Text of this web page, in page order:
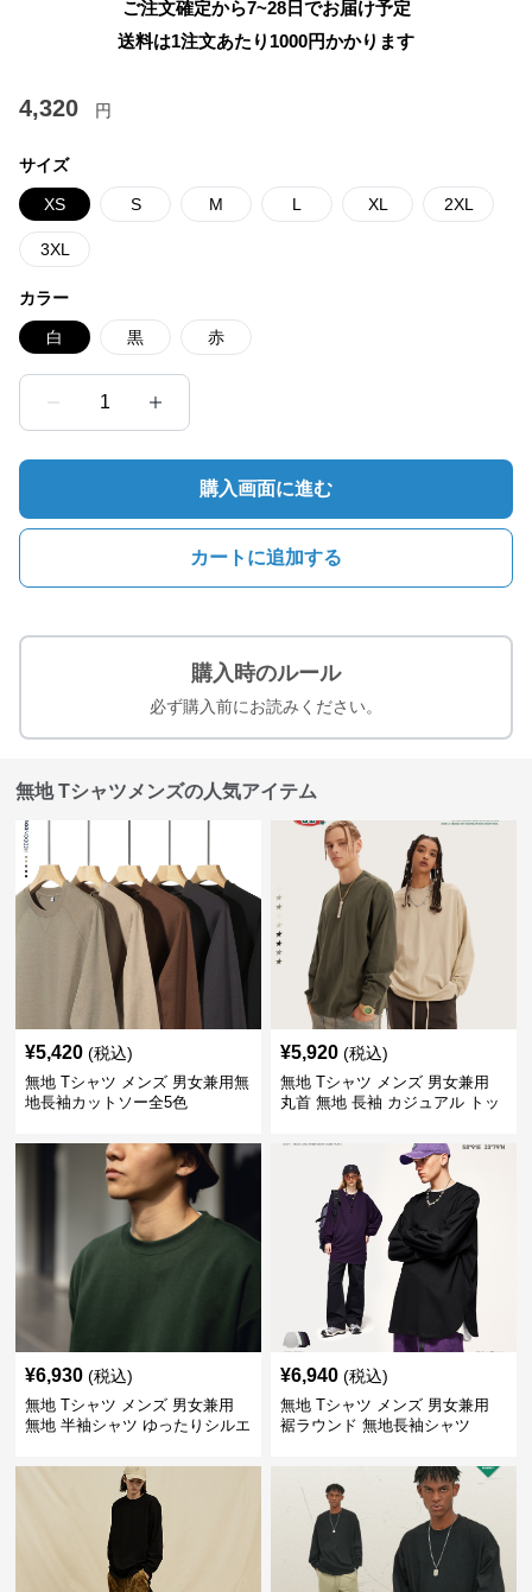
ご注文確定から7~28日でお届け予定
送料は1注文あたり 1000円かかります
4,320 円
サイズ
XS S M L XL 2XL
3XL
カラー
白 黒 赤
1
購入画面に進む
カートに追加する
購入時のルール
必ず購入前にお読みください。
無地 Tシャツメンズの人気アイテム
¥5,420 (税込)
無地 Tシャツ メンズ 男女兼用無
地長袖カットソー全5色
¥5,920 (税込)
無地 Tシャツ メンズ 男女兼用
丸首 無地 長袖 カジュアル トッ
¥6,930 (税込)
無地 Tシャツ メンズ 男女兼用
無地 半袖シャツ ゆったりシルエ
¥6,940 (税込)
無地 Tシャツ メンズ 男女兼用
裾ラウンド 無地長袖シャツ